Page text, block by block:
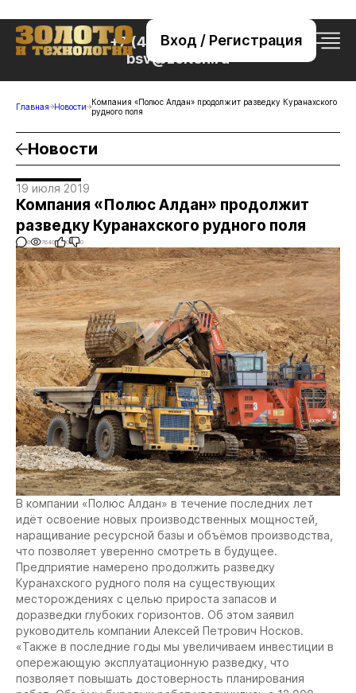
Вход / Регистрация
+7 (495) 221-76-32
bsv@zolteh.ru
Главная Новости
Компания «Полюс Алдан» продолжит разведку Куранахского
рудного поля
Новости
19 июля 2019
Компания «Полюс Алдан» продолжит
разведку Куранахского рудного поля
0 7640 0 0
В компании «Полюс Алдан» в течение последних лет
идёт освоение новых производственных мощностей,
наращивание ресурсной базы и объёмов производства,
что позволяет уверенно смотреть в будущее.
Предприятие намерено продолжить разведку
Куранахского рудного поля на существующих
месторождениях с целью прироста запасов и
доразведки глубоких горизонтов. Об этом заявил
руководитель компании Алексей Петрович Носков.
«Также в последние годы мы увеличиваем инвестиции в
опережающую эксплуатационную разведку, что
позволяет повышать достоверность планирования